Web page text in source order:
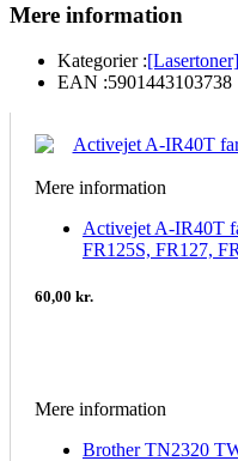
Mere information
Kategorier :[Lasertoner]
EAN :5901443103738
Mere information
Activejet A-IR40T
FR125S, FR127,
60,00 kr.
Mere information
Brother TN2320